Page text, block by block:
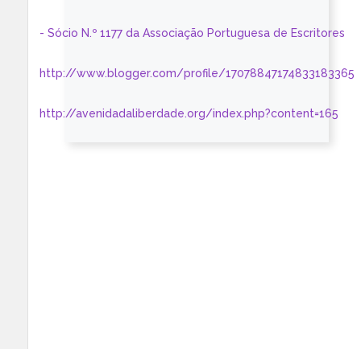
- Sócio N.º 1177 da Associação Portuguesa de Escritores
http://www.blogger.com/profile/17078847174833183365
http://avenidadaliberdade.org/index.php?content=165